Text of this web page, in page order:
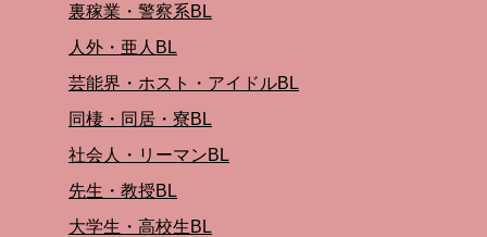
裏稼業・警察系BL
人外・亜人BL
芸能界・ホスト・アイドルBL
同棲・同居・寮BL
社会人・リーマンBL
先生・教授BL
大学生・高校生BL